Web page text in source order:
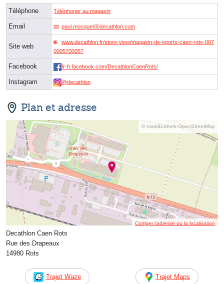
Téléphone Téléphoner au magasin
Email paul.mocquetⓐdecathlon.com
Site web
www.decathlon.fr/store-view/magasin-de-sports-caen-rots-007
0005700057
Facebook fr-fr.facebook.com/DecathlonCaenRots/
Instagram @decathlon
Plan et adresse
© contributeurs OpenStreetMap
Corriger l’adresse ou la localisation
Decathlon Caen Rots
Rue des Drapeaux
14980 Rots
Trajet Waze Trajet Maps